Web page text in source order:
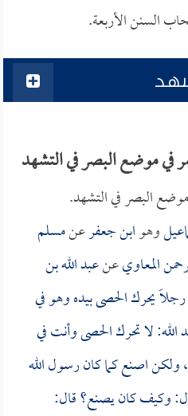
السنن الأربعة.
موضع البصر في التشهد
البصر في التشهد.
وهوابن جعفرعنمسلم
المعاويعنعبد الله بن
يحرك الحصى بيده وهو في
الله: لا تحرك الحصى وأنت في
ولكن اصنع كما كان رسول الله
وكيف كان يصنع؟ قال: